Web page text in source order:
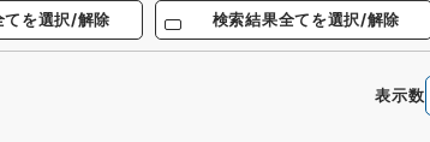
てを選択/解除 検索結果全てを選択/解除
表示数